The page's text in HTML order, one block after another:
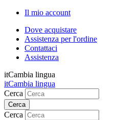
Il mio account
Dove acquistare
Assistenza per l'ordine
Contattaci
Assistenza
itCambia lingua
itCambia lingua
Cerca
Cerca